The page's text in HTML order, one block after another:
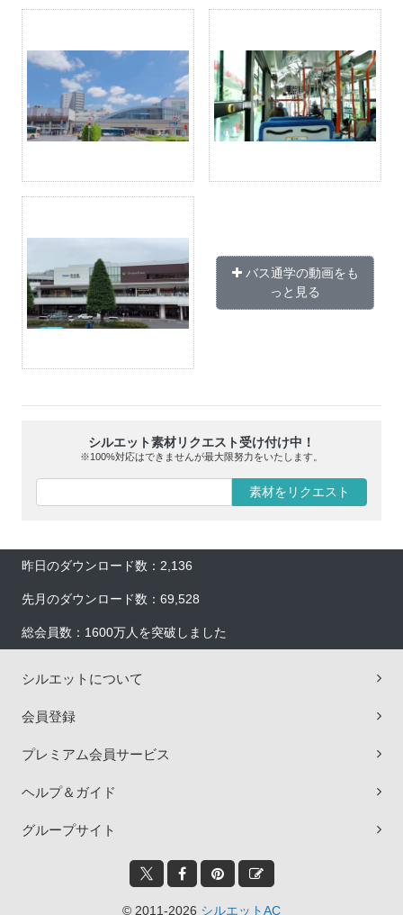
バス通学の動画をも
っと見る
シルエット素材リクエスト受け付け中！
※100%対応はできませんが最大限努力をいたします。
素材をリクエスト
昨日のダウンロード数：2,136
先月のダウンロード数：69,528
総会員数：1600万人を突破しました
シルエットについて
会員登録
プレミアム会員サービス
ヘルプ＆ガイド
グループサイト
© 2011-2026 シルエットAC